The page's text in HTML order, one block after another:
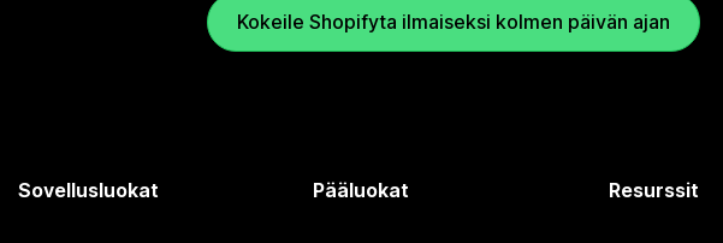
Kokeile Shopifyta ilmaiseksi kolmen päivän ajan
Sovellusluokat Pääluokat Resurssit